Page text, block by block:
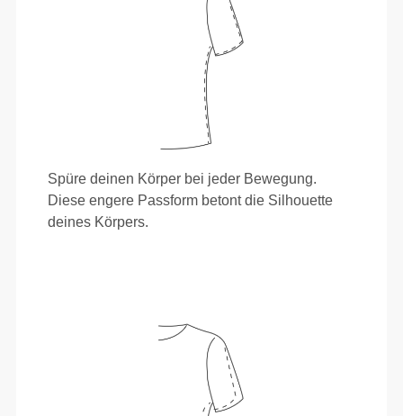
Spüre deinen Körper bei jeder Bewegung.
Diese engere Passform betont die Silhouette
deines Körpers.